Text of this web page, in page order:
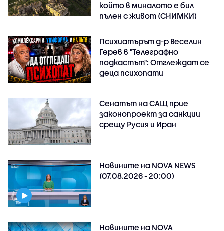
който в миналото е бил
пълен с живот (СНИМКИ)
Психиатърът д-р Веселин
Герев в "Телеграфно
подкастът": Отглеждат се
деца психопати
Сенатът на САЩ прие
законопроект за санкции
срещу Русия и Иран
Новините на NOVA NEWS
(07.08.2026 - 20:00)
Новините на NOVA